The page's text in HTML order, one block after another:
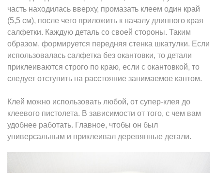
часть находилась вверху, промазать клеем один край
(5,5 см), после чего приложить к началу длинного края
салфетки. Каждую деталь со своей стороны. Таким
образом, формируется передняя стенка шкатулки. Если
использовалась салфетка без окантовки, то детали
приклеиваются строго по краю, если с окантовкой, то
следует отступить на расстояние занимаемое кантом.
Клей можно использовать любой, от супер-клея до
клеевого пистолета. В зависимости от того, с чем вам
удобнее работать. Главное, чтобы он был
универсальным и приклеивал деревянные детали.